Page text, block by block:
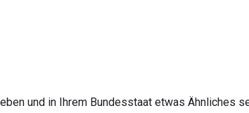
und in Ihrem Bundesstaat etwas Ähnliches